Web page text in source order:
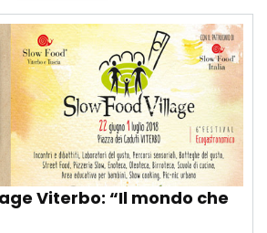
Viterbo: “Il mondo che